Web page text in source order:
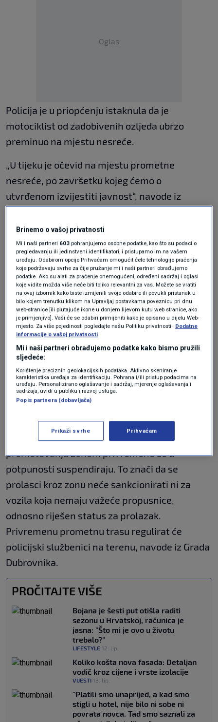
Oglas
Policija je u priopćenju istaknula da je
motociklist od zadobivenih ozljeda ubrzo
preminuo na mjestu nesreće.
„U tijeku je očevid na mjestu prometne
nesreće, po završetku kojeg ćemo o
utvrđenom izvijestiti javnost“, navode iz
nebodera. Sudar automobila i
motocikla, dvije osobe ozlijeđene
CRNA KRONIKA|13. lip.
Promet na državnoj cesti D8 privremeno je
zatvoren te se odvija obilaznim pravcima.
Iz Grada Dubrovnika obavijestili su da je za
vrijeme trajanja očevida za sva vozila iz smjera
Dubrovnika prema Župi dubrovačkoj do 12 sati
omogućen slobodan prolazak kroz zonu
posebnog prometnog režima oko povijesne
Za vrijeme očevida postojeća ograničenja
prometovanja zonom privremeno se u
potpunosti suspendiraju. To znači da se
prolasci kroz zonu neće sankcionirati ni za
vozila koja nemaju važeće propusnice,
odnosno riješen status za prolazak.
Privremenu prometnu trasu regulirat će
policijski službenici na terenu, navode iz Grada
Dubrovnika.
PROČITAJTE VIŠE
Bojana je šesti put otišla raditi
sezonu u Hrvatskoj, računica je
jasna: "Što mi je ovo u životu
trebalo?"
LIFESTYLE 12. lip.
Koliko košta nova fasada: Detaljan
vodič kroz cijene i vrste izolacije
VIJESTI 13. lip.
"Platili smo unaprijed, a kad smo
stigli u hotel, nije bilo ni sobe ni
povrata novca. Tad smo saznali za
Brinemo o vašoj privatnosti
Mi i naši partneri 603 pohranjujemo osobne podatke, kao što su podaci o
pregledavanju ili jedinstveni identifikatori, i pristupamo im na vašem
uređaju. Odabirom opcije Prihvaćam omogućit ćete tehnologije praćenja
koje podržavaju svrhe za čije pružanje mi i naši partneri obrađujemo
podatke. Ako su alati za praćenje onemogućeni, određeni sadržaj i oglasi
koje vidite možda više neće biti toliko relevantni za vas. Možete se vratiti
na ovaj izbornik kako biste izmijenili svoje odabire ili povukli pristanak u
bilo kojem trenutku klikom na Upravljaj postavkama poveznicu pri dnu
web-stranice [ili plutajuće ikone u donjem lijevom kutu web stranice, ako
je primjenjivo]. Vaši će se odabiri primijeniti kako je opisano u dijelu Web-
mjesto. Za više pojedinosti pogledajte našu Politiku privatnosti. Dodatne
informacije o vašoj privatnosti
Mi i naši partneri obrađujemo podatke kako bismo pružili
sljedeće:
Korištenje preciznih geolokacijskih podataka. Aktivno skeniranje
karakteristika uređaja za identifikaciju. Pohrana i/ili pristup podacima na
uređaju. Personalizirano oglašavanje i sadržaj, mjerenje oglašavanja i
sadržaja, uvidi u publiku i razvoj usluga.
Popis partnera (dobavljača)
Prikaži svrhe Prihvaćam